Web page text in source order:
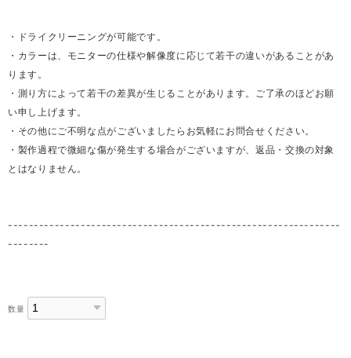
・ドライクリーニングが可能です。
・カラーは、モニターの仕様や解像度に応じて若干の違いがあることがあ
ります。
・測り方によって若干の差異が生じることがあります。ご了承のほどお願
い申し上げます。
・その他にご不明な点がございましたらお気軽にお問合せください。
・製作過程で微細な傷が発生する場合がございますが、返品・交換の対象
とはなりません。
----------------------------------------------------------------
--------
数量